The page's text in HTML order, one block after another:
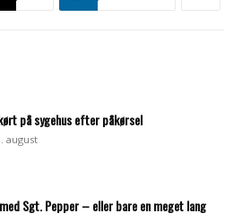
på sygehus efter påkørsel
august
Sgt. Pepper – eller bare en meget lang